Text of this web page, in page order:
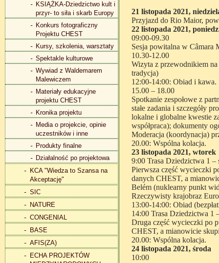
KSIĄŻKA-Dziedzictwo kult i
przyr- to siła i skarb Europy
Konkurs fotograficzny
Projektu CHEST
Kursy, szkolenia, warsztaty
Spektakle kulturowe
Wywiad z Waldemarem
Malewiczem
Materiały edukacyjne
projektu CHEST
Kronika projektu
Media o projekcie, opinie
uczestników i inne
Produkty finalne
Działalność po projektowa
KCA "Wiedza to Szansa na
Akceptację"
SIC
NATURE
CONGENIAL
BASE
AFIS(ZA)
ECHA PROJEKTÓW
21 listopada 2021,
Przyjazd do Rio Maior,
22 listopada 2021,
09:00-09.30
Sesja powitalna w Câmara
10.30-12.00
Wizyta z przewodnikiem
tradycja)
12:00-14:00: Obiad i kawa.
15.00 – 18.00
Spotkanie zespołowe z
stałe zadania i szczegóły
lokalne i globalne kwestie
współpraca); dokumenty
Moderacja (koordynacja)
20.00: Wspólna kolacja.
23 listopada 2021, wtorek
9:00 Trasa Dziedzictwa 1 –
Pierwsza część wycieczki
danych CHEST, a
Belém (nuklearny punkt
Rzeczywisty krajobraz
13:00-14:00: Obiad
14:00 Trasa Dziedzictwa 1
Druga część wycieczki po
CHEST, a mianowicie
20.00: Wspólna kolacja.
24 listopada 2021, środa
10:00